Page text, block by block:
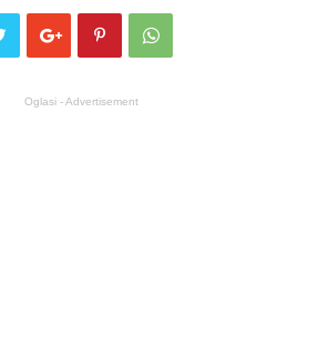
Oglasi - Advertisement